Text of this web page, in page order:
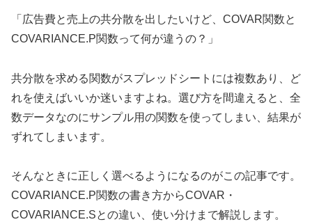
「広告費と売上の共分散を出したいけど、COVAR関数と
COVARIANCE.P関数って何が違うの？」
共分散を求める関数がスプレッドシートには複数あり、ど
れを使えばいいか迷いますよね。選び方を間違えると、全
数データなのにサンプル用の関数を使ってしまい、結果が
ずれてしまいます。
そんなときに正しく選べるようになるのがこの記事です。
COVARIANCE.P関数の書き方からCOVAR・
COVARIANCE.Sとの違い、使い分けまで解説します。